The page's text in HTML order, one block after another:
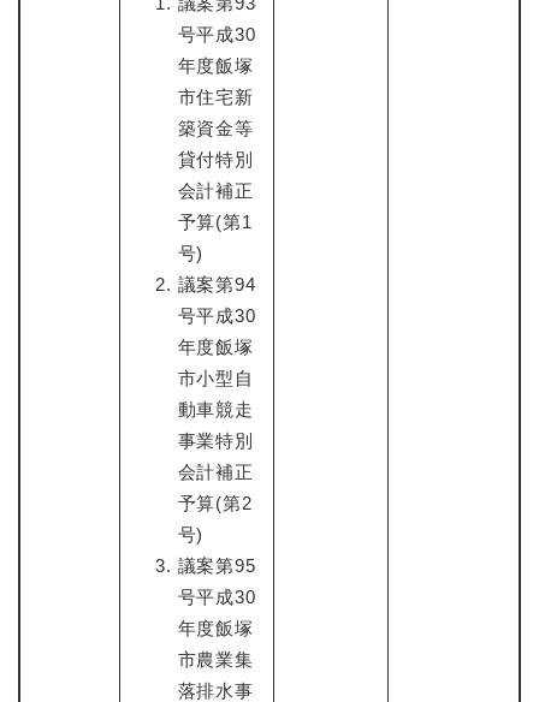
号平成30
年度飯塚
市住宅新
築資金等
貸付特別
会計補正
予算(第1
号)
議案第94
号平成30
年度飯塚
市小型自
動車競走
事業特別
会計補正
予算(第2
号)
議案第95
号平成30
年度飯塚
市農業集
落排水事